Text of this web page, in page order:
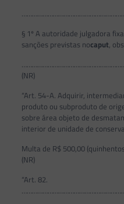
§ 1º A autoridade julgadora
sanções previstas nocaput,
(NR)
“Art. 54-A. Adquirir,
produto ou subproduto de
sobre área objeto de
interior de unidade de
Multa de R$ 500,00
(NR)
“Art. 82.